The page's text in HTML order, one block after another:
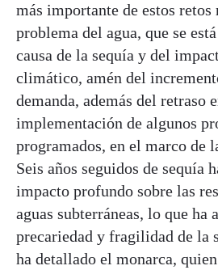
más importante de estos retos
problema del agua, que se
causa de la sequía y del
climático, amén del
demanda, además del retraso
implementación de algunos
programados, en el marco de
Seis años seguidos de sequía
impacto profundo sobre las
aguas subterráneas, lo que ha
precariedad y fragilidad de la
ha detallado el monarca,